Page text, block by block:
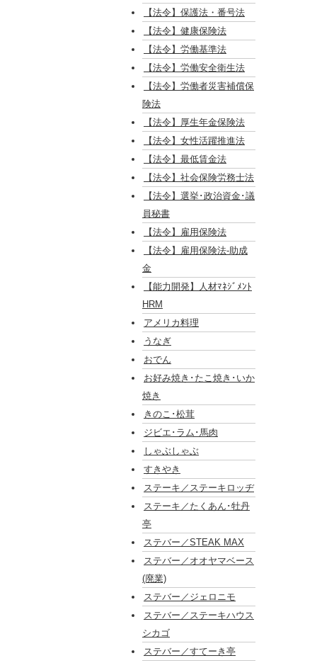
【法令】保護法・番号法
【法令】健康保険法
【法令】労働基準法
【法令】労働安全衛生法
【法令】労働者災害補償保
険法
【法令】厚生年金保険法
【法令】女性活躍推進法
【法令】最低賃金法
【法令】社会保険労務士法
【法令】選挙･政治資金･議
員秘書
【法令】雇用保険法
【法令】雇用保険法-助成
金
【能力開発】人材ﾏﾈｼﾞﾒﾝﾄ
HRM
アメリカ料理
うなぎ
おでん
お好み焼き･たこ焼き･いか
焼き
きのこ･松茸
ジビエ･ラム･馬肉
しゃぶしゃぶ
すきやき
ステーキ／ステーキロッヂ
ステーキ／たくあん･牡丹
亭
ステバー／STEAK MAX
ステバー／オオヤマベース
(廃業)
ステバー／ジェロニモ
ステバー／ステーキハウス
シカゴ
ステバー／すてーき亭